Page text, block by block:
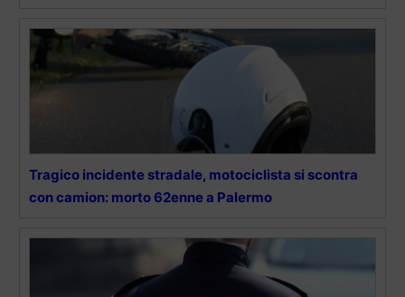
Tragico incidente stradale, motociclista si scontra
con camion: morto 62enne a Palermo